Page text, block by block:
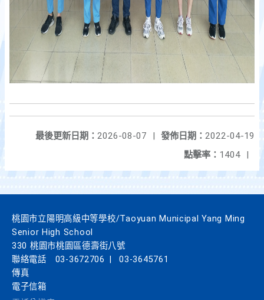
發佈日期： 2022-04-19
最後更新日期： 2026-08-07
|
點擊率： 1404 |
桃園市立陽明高級中等學校/Taoyuan Municipal Yang Ming
Senior High School
330 桃園市桃園區德壽街八號
聯絡電話
03-3672706
03-3645761
傳真
電子信箱